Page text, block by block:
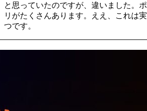
と思っていたのですが、違いました。
リがたくさんあります。ええ、これは
つです。